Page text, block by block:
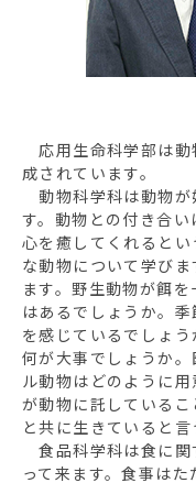
応用生命科学部は動
成されています。
動物科学科は動物が
す。動物との付き合
心を癒してくれると
な動物について学び
ます。野生動物が餌
はあるでしょうか。
を感じているでしょ
何が大事でしょうか
ル動物はどのように
が動物に託している
と共に生きていると言
食品科学科は食に関
って来ます。食事は